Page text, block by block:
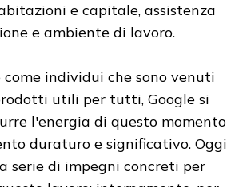
e capitale, assistenza
e ambiente di lavoro.
come individui che sono venuti
utili per tutti, Google si
l'energia di questo momento
duraturo e significativo. Oggi
serie di impegni concreti per